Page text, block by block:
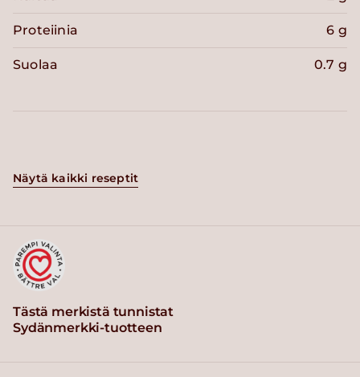
Proteiinia 6 g
Suolaa 0.7 g
Näytä kaikki reseptit
Tästä merkistä tunnistat
Sydänmerkki-tuotteen